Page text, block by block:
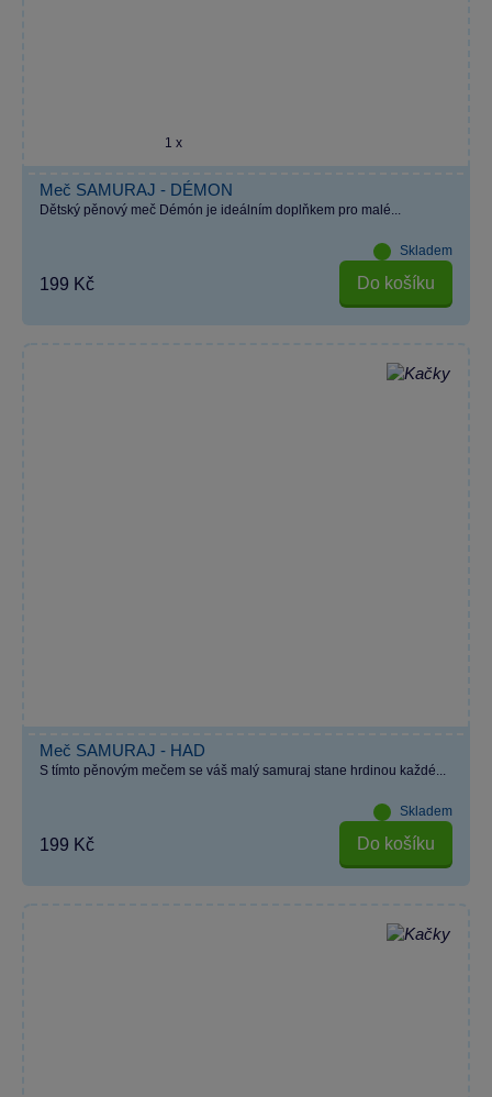
1 x
Meč SAMURAJ - DÉMON
Dětský pěnový meč Démón je ideálním doplňkem pro malé...
Skladem
199 Kč Do košíku
Meč SAMURAJ - HAD
S tímto pěnovým mečem se váš malý samuraj stane hrdinou každé...
Skladem
199 Kč Do košíku